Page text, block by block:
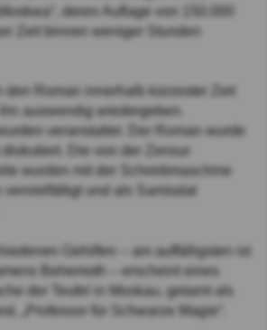
deren Auflage von 150.000
Zeit binnen weniger Stunden
den Roman innerhalb kürzester Zeit
auswendig wiedergeben.
veranstaltet. Der Roman wurde
Die von der Zensur
wurden mit der Schreibmaschine
vervielfältigt und als Samisdat
Gehilfen – am auffälligsten ist
Behemoth – erscheint eines
der Teufel in Moskau, getarnt als
„Professor für Schwarze Magie“.